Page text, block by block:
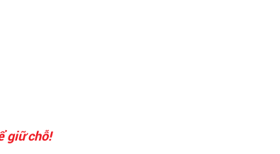
giữ chỗ!